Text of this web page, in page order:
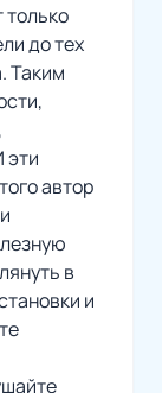
до тех
Таким
эти
автор
в
и